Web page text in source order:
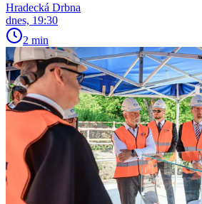
Hradecká Drbna
dnes, 19:30
2 min